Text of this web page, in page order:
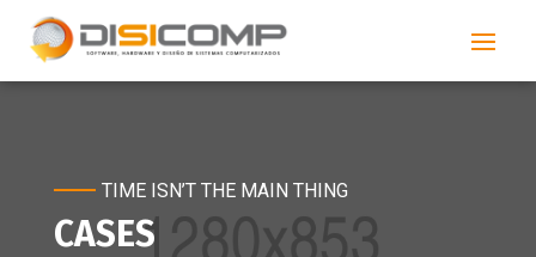
TIME ISN’T THE MAIN THING
CASES